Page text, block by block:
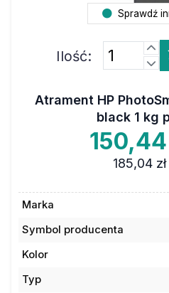
Sprawdź
Ilość:
Atrament HP
black 1 kg
150,44
185,04 zł
Marka
Symbol producenta
Kolor
Typ